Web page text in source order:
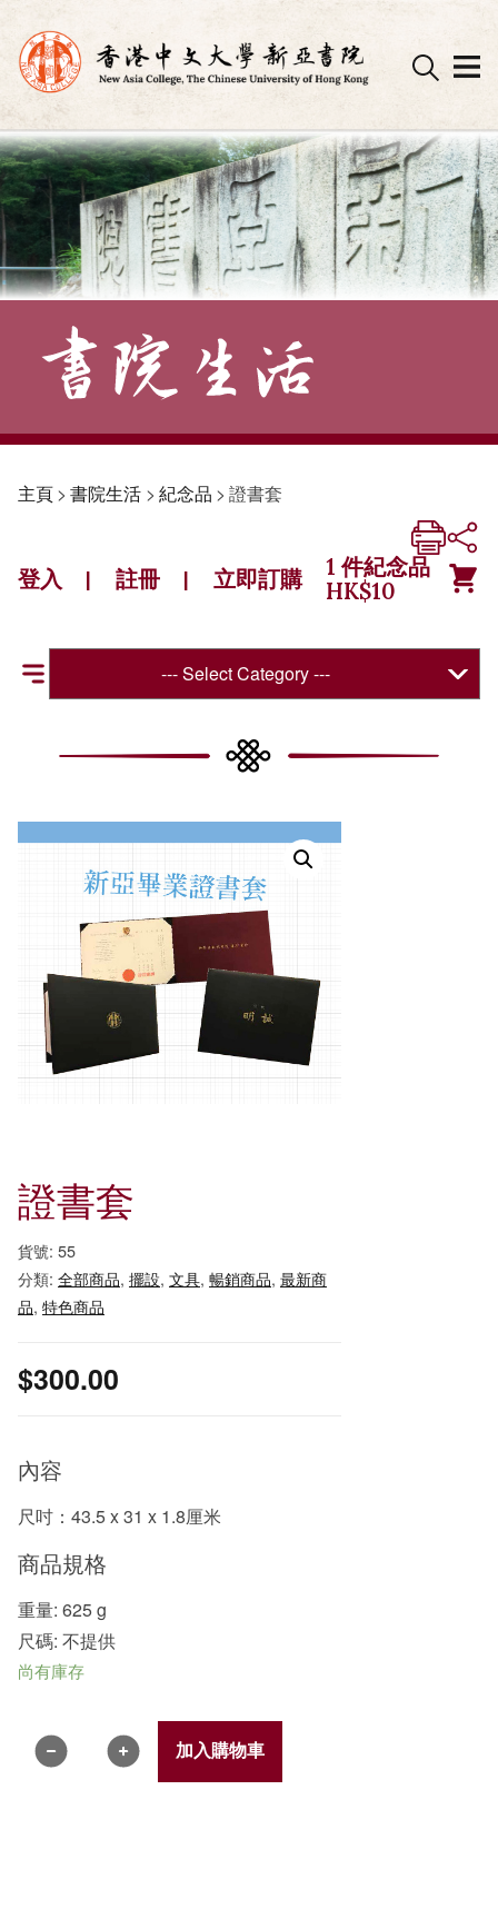
Skip
to
content
主頁> 書院生活 > 紀念品 > 證書套
登入 | 註冊 | 立即訂購 1 件紀念品
HK$10
--- Select Category ---
證書套
貨號: 55
分類: 全部商品, 擺設, 文具, 暢銷商品, 最新商
品, 特色商品
$300.00
內容
尺吋：43.5 x 31 x 1.8厘米
商品規格
重量: 625 g
尺碼: 不提供
尚有庫存
加入購物車